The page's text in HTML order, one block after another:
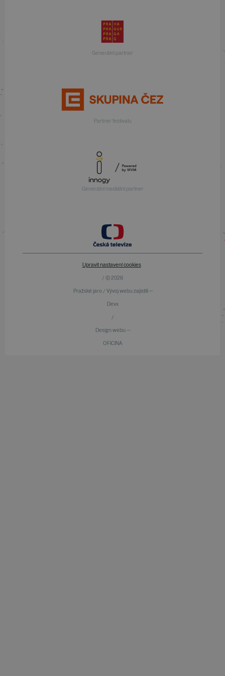
Generální partner
Partner festivalu
Generální mediální partner
Upravit nastavení cookies
/ © 2026
Pražské jaro / Vývoj webu zajistili —
Devx
/
Design webu —
OFICINA